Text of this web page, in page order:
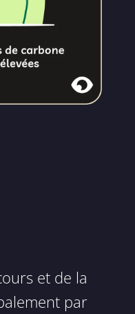
et de la
par